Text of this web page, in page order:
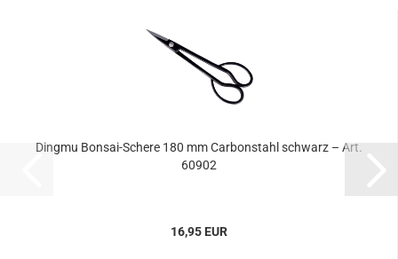
Dingmu Bonsai-Schere 180 mm Carbonstahl schwarz – Art.
60902
16,95 EUR